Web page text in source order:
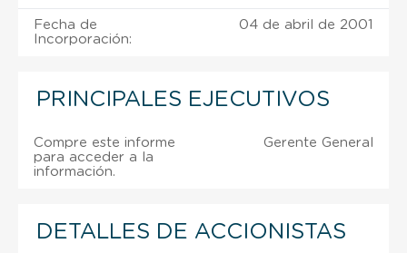
Fecha de
Incorporación:
04 de abril de 2001
PRINCIPALES EJECUTIVOS
Compre este informe
para acceder a la
información.
Gerente General
DETALLES DE ACCIONISTAS